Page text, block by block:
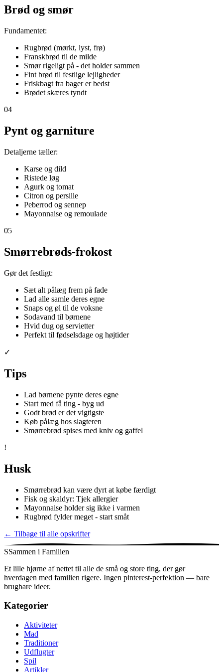
Brød og smør
Fundamentet:
Rugbrød (mørkt, lyst, frø)
Franskbrød til de milde
Smør rigeligt på - det holder sammen
Fint brød til festlige lejligheder
Friskbagt fra bager er bedst
Brødet skæres tyndt
04
Pynt og garniture
Detaljerne tæller:
Karse og dild
Ristede løg
Agurk og tomat
Citron og persille
Peberrod og sennep
Mayonnaise og remoulade
05
Smørrebrøds-frokost
Gør det festligt:
Sæt alt pålæg frem på fade
Lad alle samle deres egne
Snaps og øl til de voksne
Sodavand til børnene
Hvid dug og servietter
Perfekt til fødselsdage og højtider
✓
Tips
Lad børnene pynte deres egne
Start med få ting - byg ud
Godt brød er det vigtigste
Køb pålæg hos slagteren
Smørrebrød spises med kniv og gaffel
!
Husk
Smørrebrød kan være dyrt at købe færdigt
Fisk og skaldyr: Tjek allergier
Mayonnaise holder sig ikke i varmen
Rugbrød fylder meget - start småt
← Tilbage til alle opskrifter
SSammen i Familien
Et lille hjørne af nettet til alle de små og store ting, der gør
hverdagen med familien rigere. Ingen pinterest-perfektion — bare
brugbare ideer.
Kategorier
Aktiviteter
Mad
Traditioner
Udflugter
Spil
Artikler